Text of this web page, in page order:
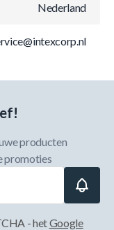
Nederland
producten
promoties
- hetGoogle